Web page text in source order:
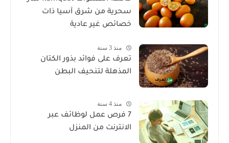
سحرية من شرق آسيا ذات
خصائص غير عادية
منذ 3 سنة
تعرف على فوائد بذور الكتان
المذهلة لتنحيف البطن
منذ 4 سنة
7 فرص عمل لوظائف عبر
الانترنت من المنزل